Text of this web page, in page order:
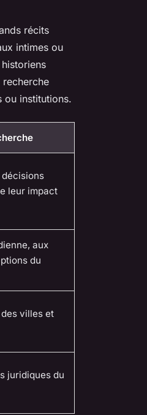
récits
intimes ou
ou institutions.
leur impact
aux
du
villes et
juridiques du